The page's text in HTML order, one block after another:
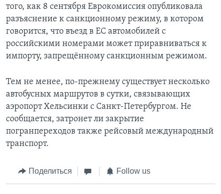
того, как 8 сентября Еврокомиссия опубликовала
разъяснение к санкционному режиму, в котором
говорится, что въезд в ЕС автомобилей с
российскими номерами может приравниваться к
импорту, запрещённому санкционным режимом.
Тем не менее, по-прежнему существует несколько
автобусных маршрутов в сутки, связывающих
аэропорт Хельсинки с Санкт-Петербургом. Не
сообщается, затронет ли закрытие
погранпереходов также рейсовый международный
транспорт.
Поделиться Follow us